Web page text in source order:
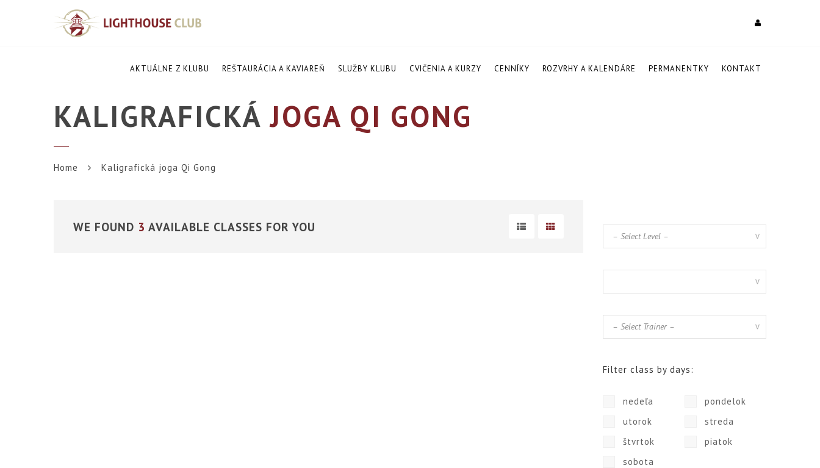
AKTUÁLNE Z KLUBU REŠTAURÁCIA A KAVIAREŇ SLUŽBY KLUBU CVIČENIA A KURZY CENNÍKY ROZVRHY A KALENDÁRE PERMANENTKY KONTAKT
KALIGRAFICKÁ JOGA QI GONG
Home Kaligrafická joga Qi Gong
Filter class by days:
nedeľa
pondelok
utorok
streda
štvrtok
piatok
sobota
WE FOUND 3 AVAILABLE CLASSES FOR YOU